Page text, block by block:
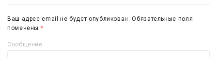
Ваш адрес email не будет опубликован. Обязательные поля
помечены *
Сообщение